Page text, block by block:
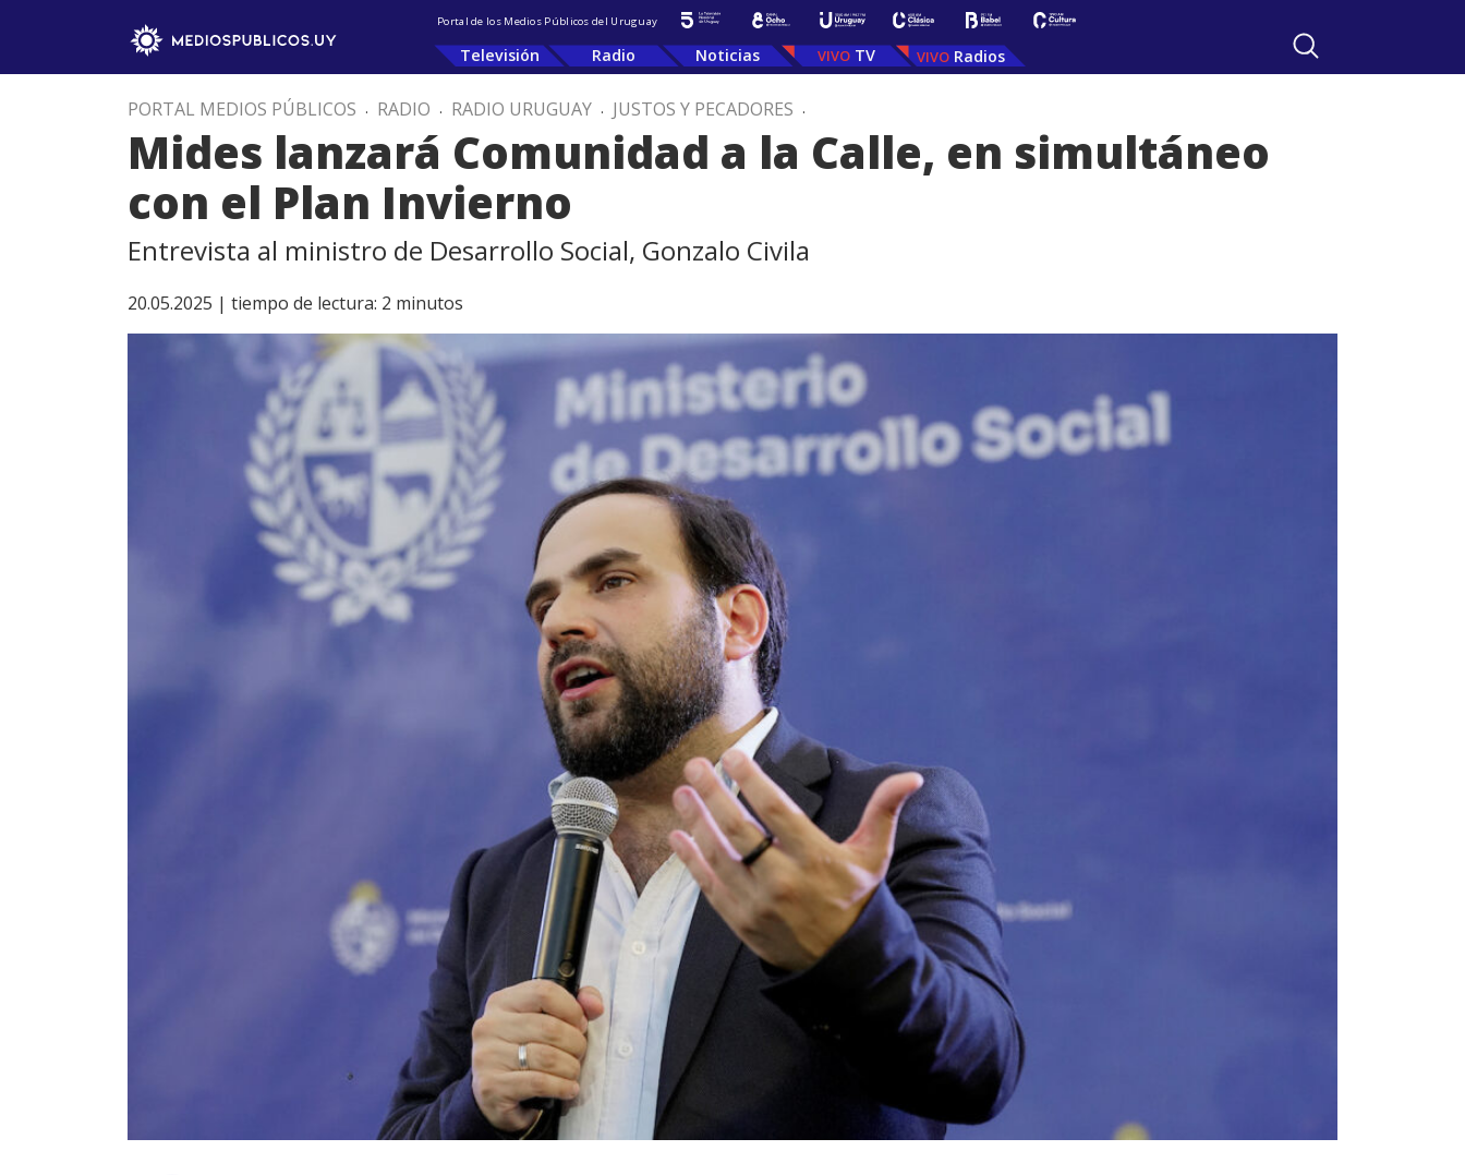
Portal de los Medios Públicos del Uruguay
Televisión Radio Noticias TV Radios
PORTAL MEDIOS PÚBLICOS . RADIO . RADIO URUGUAY . JUSTOS Y PECADORES .
Mides lanzará Comunidad a la Calle, en simultáneo
con el Plan Invierno
Entrevista al ministro de Desarrollo Social, Gonzalo Civila
20.05.2025 | tiempo de lectura: 2 minutos